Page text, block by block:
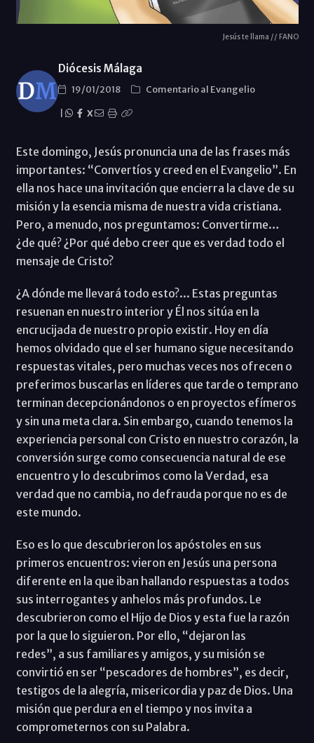
Jesús te llama // FANO
Diócesis Málaga
19/01/2018
Comentario al Evangelio
X
Este domingo, Jesús pronuncia una de las frases más
importantes: “Convertíos y creed en el Evangelio”. En
ella nos hace una invitación que encierra la clave de su
misión y la esencia misma de nuestra vida cristiana.
Pero, a menudo, nos preguntamos: Convertirme…
¿de qué? ¿Por qué debo creer que es verdad todo el
mensaje de Cristo?
¿A dónde me llevará todo esto?... Estas preguntas
resuenan en nuestro interior y Él nos sitúa en la
encrucijada de nuestro propio existir. Hoy en día
hemos olvidado que el ser humano sigue necesitando
respuestas vitales, pero muchas veces nos ofrecen o
preferimos buscarlas en líderes que tarde o temprano
terminan decepcionándonos o en proyectos efímeros
y sin una meta clara. Sin embargo, cuando tenemos la
experiencia personal con Cristo en nuestro corazón, la
conversión surge como consecuencia natural de ese
encuentro y lo descubrimos como la Verdad, esa
verdad que no cambia, no defrauda porque no es de
este mundo.
Eso es lo que descubrieron los apóstoles en sus
primeros encuentros: vieron en Jesús una persona
diferente en la que iban hallando respuestas a todos
sus interrogantes y anhelos más profundos. Le
descubrieron como el Hijo de Dios y esta fue la razón
por la que lo siguieron. Por ello, “dejaron las
redes”, a sus familiares y amigos, y su misión se
convirtió en ser “pescadores de hombres”, es decir,
testigos de la alegría, misericordia y paz de Dios. Una
misión que perdura en el tiempo y nos invita a
comprometernos con su Palabra.